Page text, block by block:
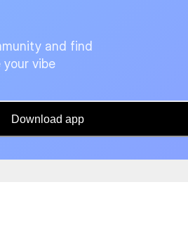
and find
vibe
Download app